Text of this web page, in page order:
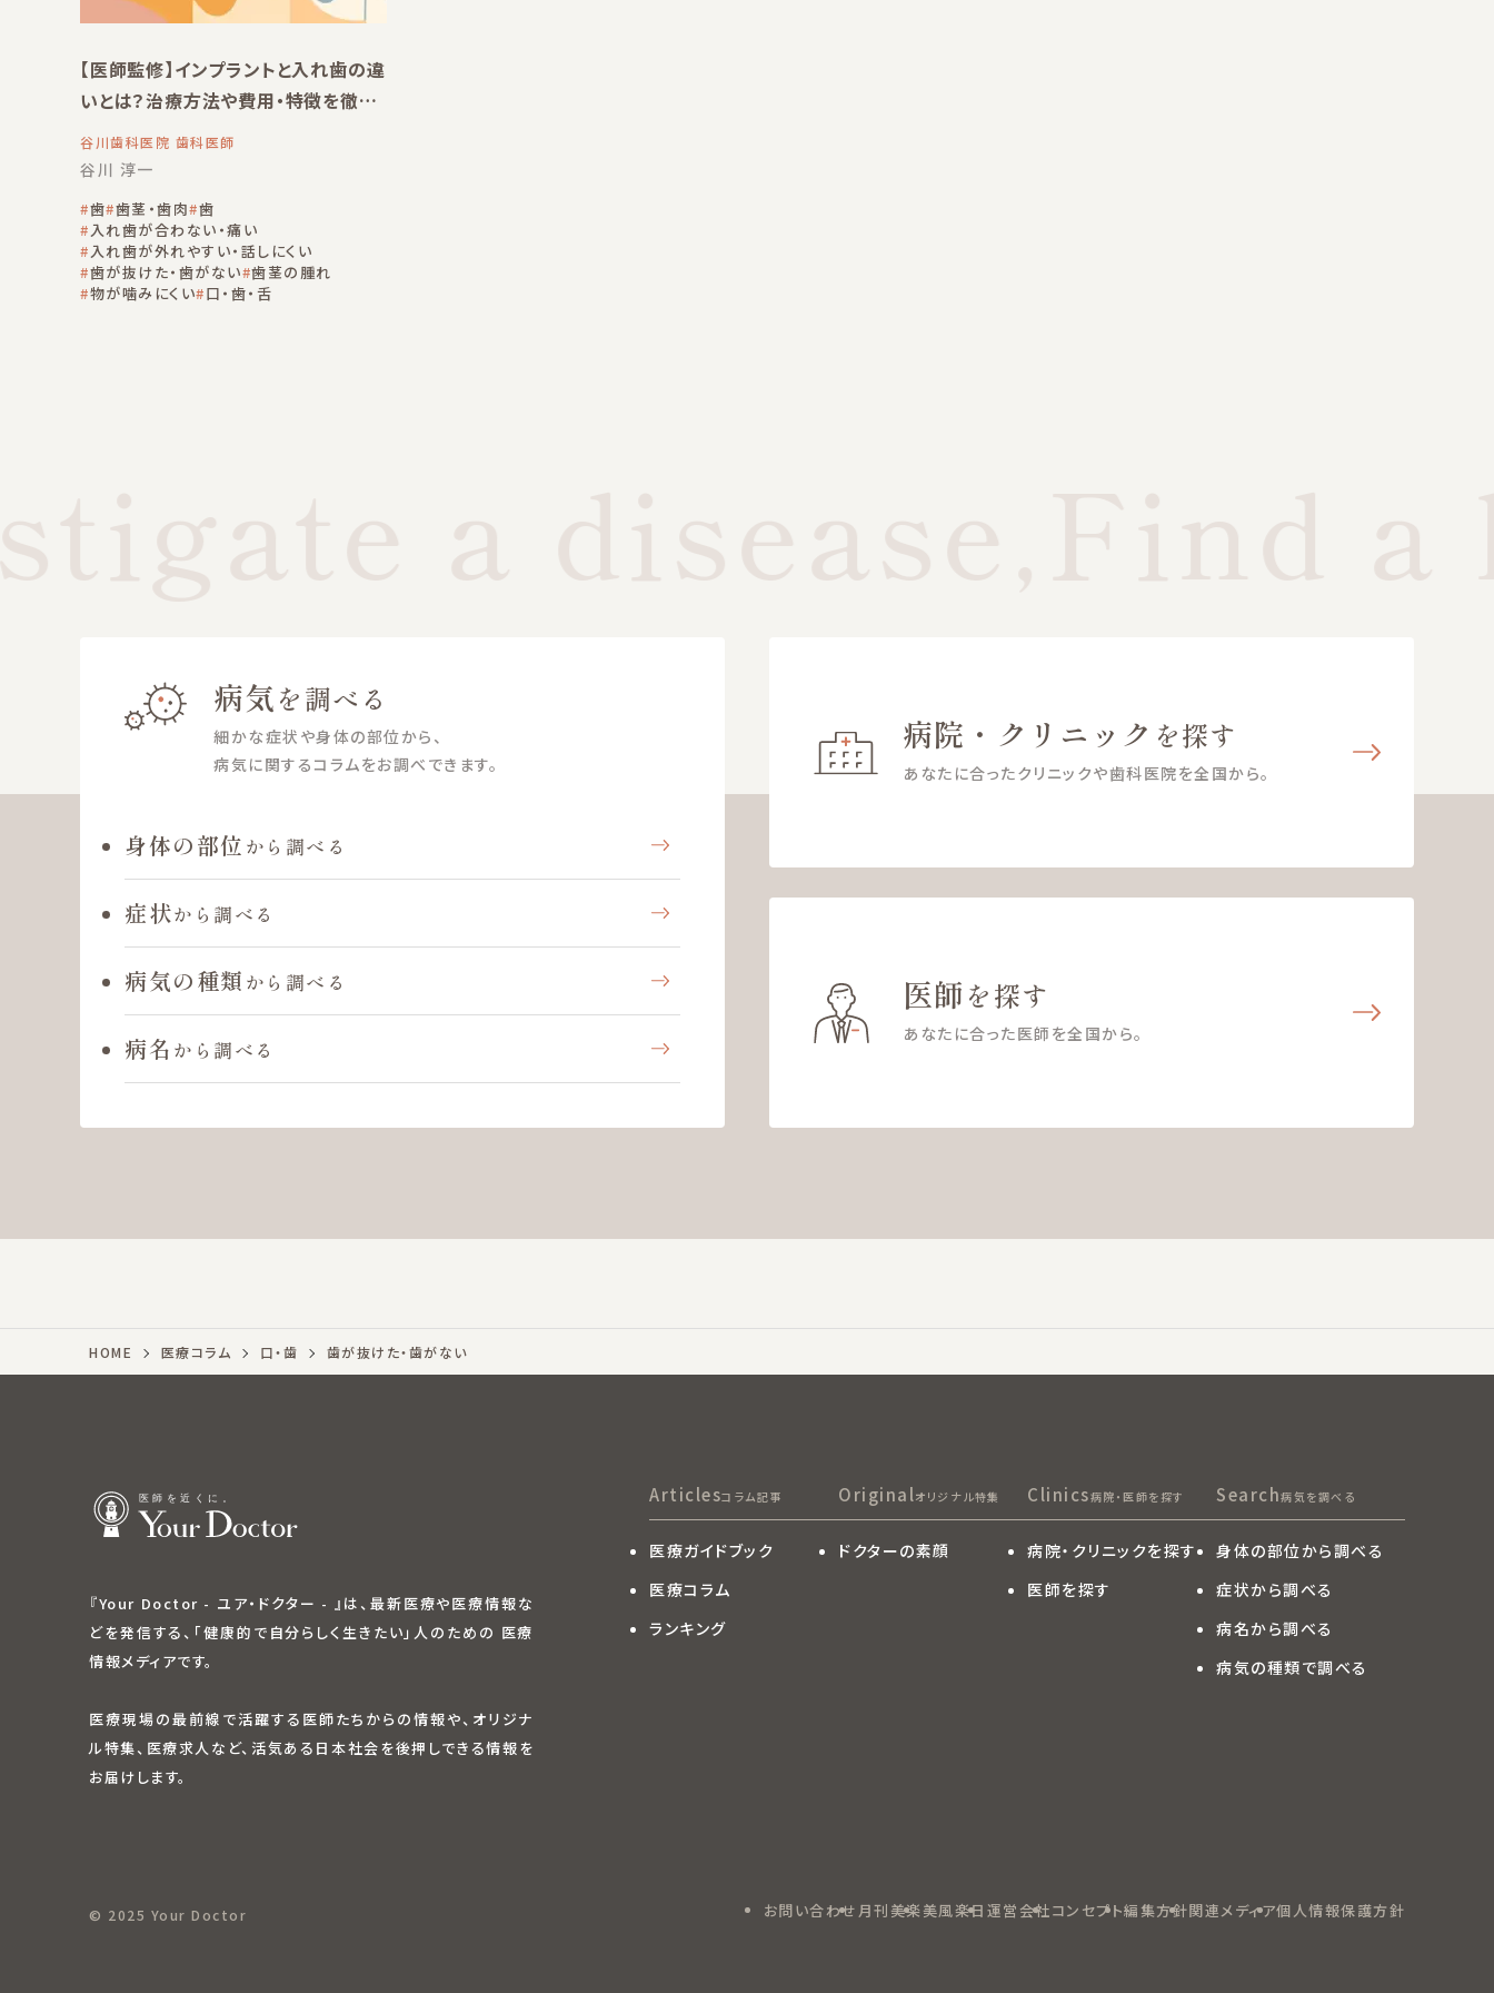
【医師監修】インプラントと入れ歯の違
いとは？治療方法や費用・特徴を徹底
比較
谷川歯科医院 歯科医師
谷川 淳一
歯 歯茎・歯肉 歯
入れ歯が合わない・痛い
入れ歯が外れやすい・話しにくい
歯が抜けた・歯がない 歯茎の腫れ
物が噛みにくい 口・歯・舌
病気を調べる
細かな症状や身体の部位から、
病気に関するコラムをお調べできます。
身体の部位 から調べる
症状から調べる
病気の種類 から調べる
病名 から調べる
病院・クリニック を探す
あなたに合ったクリニックや歯科医院を全国から。
医師 を探す
あなたに合った医師を全国から。
HOME 医療コラム 口・歯 歯が抜けた・歯がない
『Your Doctor - ユア・ドクター - 』は、最新医療や医療情報な
どを発信する、「健康的で自分らしく生きたい」人のための 医療
情報メディアです。
医療現場の最前線で活躍する医師たちからの情報や、オリジナ
ル特集、医療求人など、活気ある日本社会を後押しできる情報を
お届けします。
Articlesコラム記事
医療ガイドブック
医療コラム
ランキング
Originalオリジナル特集
ドクターの素顔
Clinics病院・医師を探す
病院・クリニックを探す
医師を探す
Search病気を調べる
身体の部位から調べる
症状から調べる
病名から調べる
病気の種類で調べる
お問い合わせ 月刊美楽美風楽日 運営会社コンセプト編集方針関連メディア個人情報保護方針
© 2025 Your Doctor